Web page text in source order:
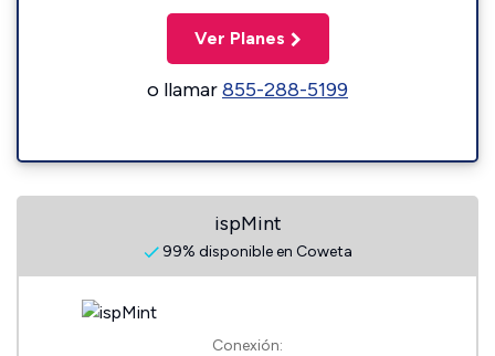
Ver Planes
o llamar855-288-5199
ispMint
99% disponible en Coweta
Conexión: